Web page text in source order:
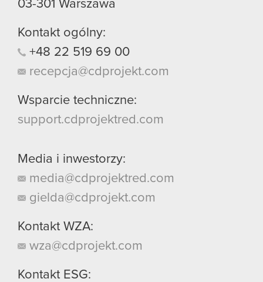
03-301 Warszawa
Kontakt ogólny:
+48 22 519 69 00
recepcja@cdprojekt.com
Wsparcie techniczne:
support.cdprojektred.com
Media i inwestorzy:
media@cdprojektred.com
gielda@cdprojekt.com
Kontakt WZA:
wza@cdprojekt.com
Kontakt ESG: